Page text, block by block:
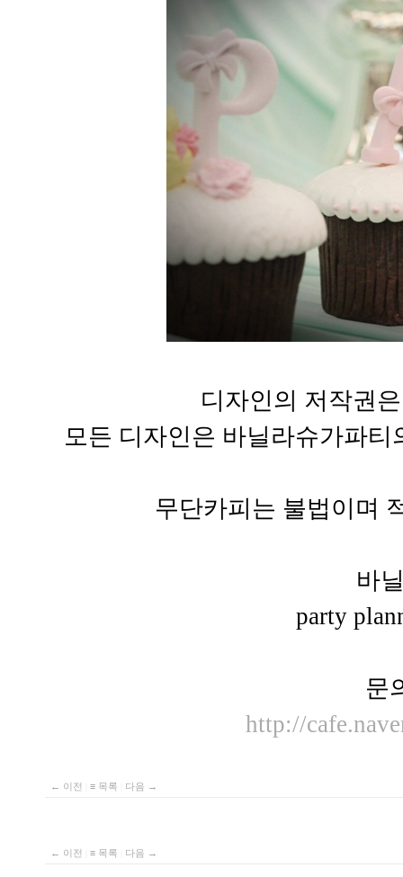
디자인의 저작권
모든 디자인은 바닐라슈가파
무단카피는 불법이며
바
party
문
http://
← 이전 ≡ 목록 다음 →
← 이전 ≡ 목록 다음 →